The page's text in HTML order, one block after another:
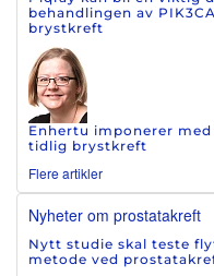
behandlingen av
brystkreft
Enhertu imponerer
tidlig brystkreft
Flere artikler
Nyheter om prostatakreft
Nytt studie skal teste
metode ved